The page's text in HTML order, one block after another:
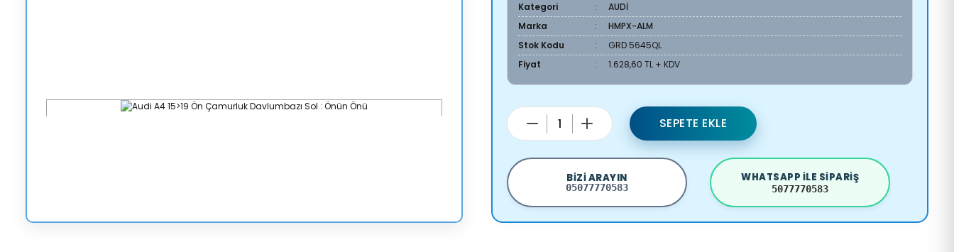
Kategori
AUDİ
Marka
HMPX-ALM
Stok Kodu
GRD 5645QL
Fiyat
1.628,60 TL + KDV
SEPETE EKLE
BIZI ARAYIN
05077770583
WHATSAPP ILE SIPARIŞ
5077770583